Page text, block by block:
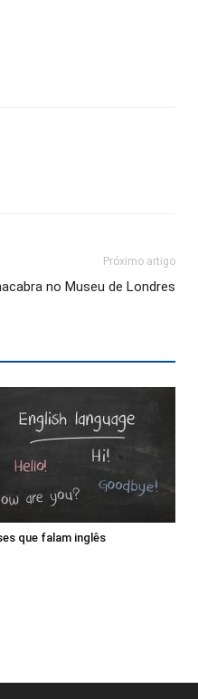
Próximo artigo
no Museu de Londres
que falam inglês